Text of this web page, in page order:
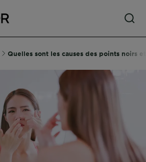
Quelles sont les causes des points noirs